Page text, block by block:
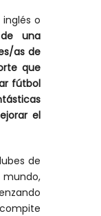
o
una
as de
que
fútbol
el
de
mundo,